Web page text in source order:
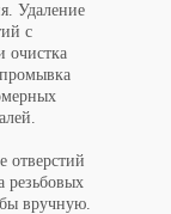
Удаление
с
очистка
отверстий
резьбовых
вручную.